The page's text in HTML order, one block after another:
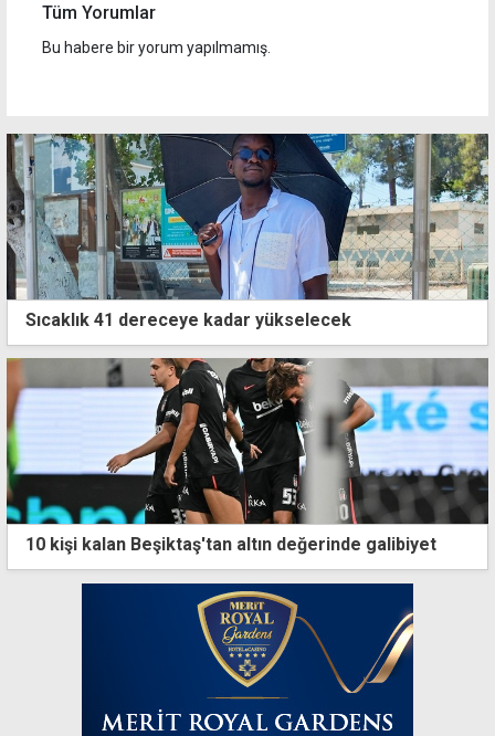
Tüm Yorumlar
Bu habere bir yorum yapılmamış.
Sıcaklık 41 dereceye kadar yükselecek
10 kişi kalan Beşiktaş'tan altın değerinde galibiyet